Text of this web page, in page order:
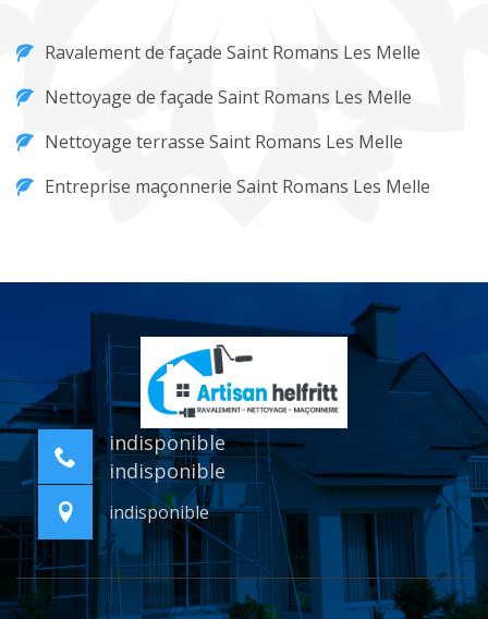
Ravalement de façade Saint Romans Les Melle
Nettoyage de façade Saint Romans Les Melle
Nettoyage terrasse Saint Romans Les Melle
Entreprise maçonnerie Saint Romans Les Melle
indisponible
indisponible
indisponible